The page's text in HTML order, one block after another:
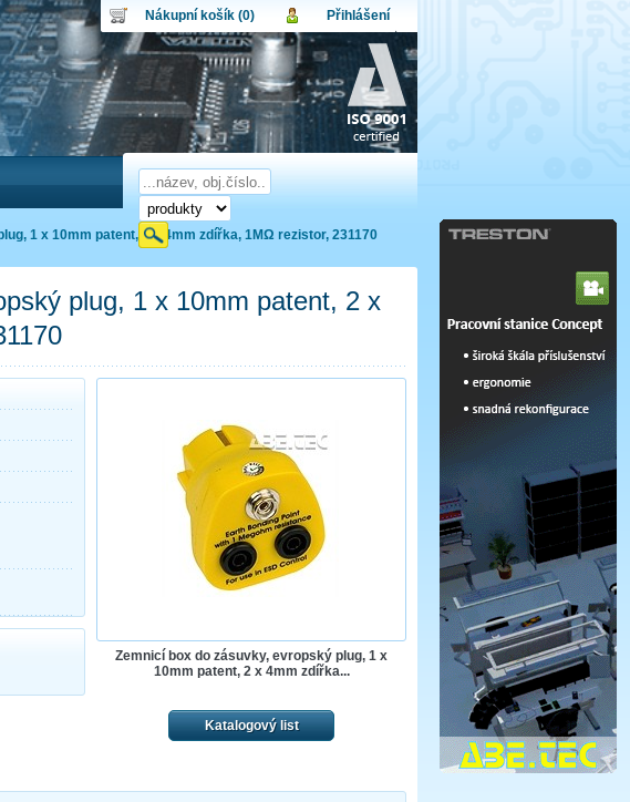
1 x 10mm patent, 2 x 4mm zdířka, 1MΩ rezistor, 231170
plug, 1 x 10mm patent, 2 x
Zemnicí box do zásuvky, evropský plug, 1 x
10mm patent, 2 x 4mm zdířka...
Katalogový list
Nákupní košík (0)
Nákupní košík je momentálně prázdný.
Obsah košíku
Počet produktů:0
Cena celkem:
0,00 CZK
Přihlášení
Uživatel:
Heslo:
Přihlásit
Zapomenuté heslo Nová registrace